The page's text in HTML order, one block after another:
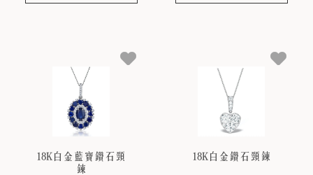
18K白金藍寶鑽石頸
鍊
18K白金鑽石頸鍊